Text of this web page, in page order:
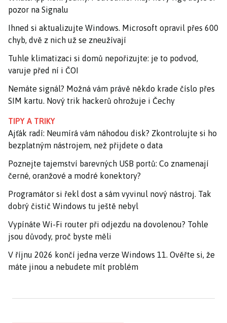
pozor na Signalu
Ihned si aktualizujte Windows. Microsoft opravil přes 600
chyb, dvě z nich už se zneužívají
Tuhle klimatizaci si domů nepořizujte: je to podvod,
varuje před ní i ČOI
Nemáte signál? Možná vám právě někdo krade číslo přes
SIM kartu. Nový trik hackerů ohrožuje i Čechy
TIPY A TRIKY
Ajťák radí: Neumírá vám náhodou disk? Zkontrolujte si ho
bezplatným nástrojem, než přijdete o data
Poznejte tajemství barevných USB portů: Co znamenají
černé, oranžové a modré konektory?
Programátor si řekl dost a sám vyvinul nový nástroj. Tak
dobrý čistič Windows tu ještě nebyl
Vypínáte Wi-Fi router při odjezdu na dovolenou? Tohle
jsou důvody, proč byste měli
V říjnu 2026 končí jedna verze Windows 11. Ověřte si, že
máte jinou a nebudete mít problém